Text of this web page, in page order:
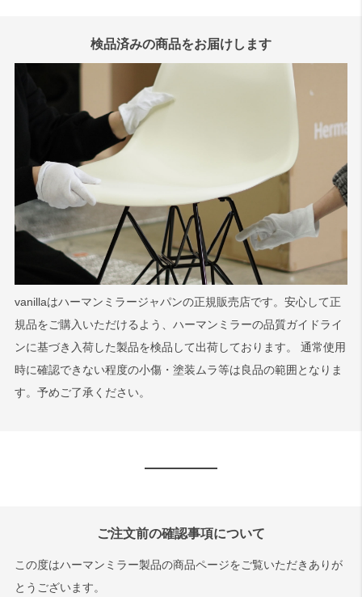
検品済みの商品をお届けします
vanillaはハーマンミラージャパンの正規販売店です。安心して正
規品をご購入いただけるよう、ハーマンミラーの品質ガイドライ
ンに基づき入荷した製品を検品して出荷しております。 通常使用
時に確認できない程度の小傷・塗装ムラ等は良品の範囲となりま
す。予めご了承ください。
ご注文前の確認事項について
この度はハーマンミラー製品の商品ページをご覧いただきありが
とうございます。